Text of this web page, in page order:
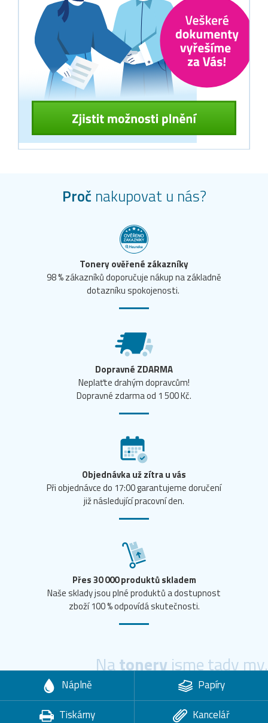
Proč nakupovat u nás?
Tonery ověřené zákazníky
98 % zákazníků doporučuje nákup na základně
dotazníku spokojenosti.
Dopravné ZDARMA
Neplaťte drahým dopravcům!
Dopravné zdarma od 1 500 Kč.
Objednávka už zítra u vás
Při objednávce do 17:00 garantujeme doručení
již následující pracovní den.
Přes 30 000 produktů skladem
Naše sklady jsou plné produktů a dostupnost
zboží 100 % odpovídá skutečnosti.
Natoneryjsme tady my.
Náplně
Papíry
Tiskárny
Kancelář